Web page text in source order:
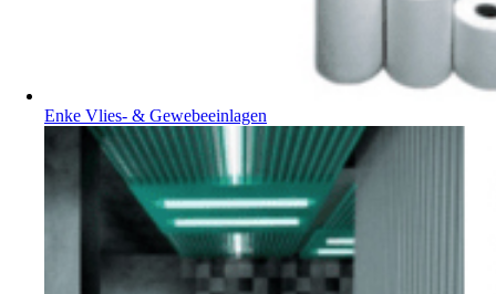
Enke Vlies- & Gewebeeinlagen